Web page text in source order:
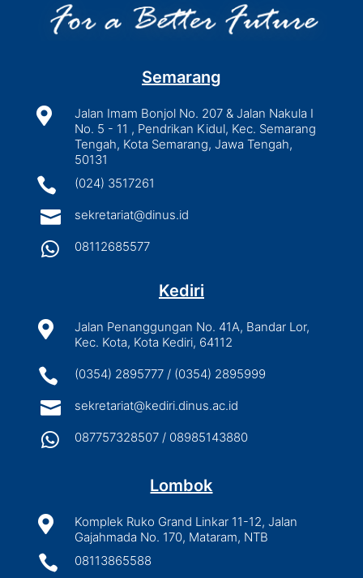
Semarang

Jalan Imam Bonjol No. 207 & Jalan Nakula I
No. 5 - 11 , Pendrikan Kidul, Kec. Semarang
Tengah, Kota Semarang, Jawa Tengah,
50131
 (024) 3517261
 sekretariat@dinus.id
 08112685577
Kediri

Jalan Penanggungan No. 41A, Bandar Lor,
Kec. Kota, Kota Kediri, 64112
 (0354) 2895777 / (0354) 2895999
 sekretariat@kediri.dinus.ac.id
 087757328507 / 08985143880
Lombok

Komplek Ruko Grand Linkar 11-12, Jalan
Gajahmada No. 170, Mataram, NTB
 08113865588